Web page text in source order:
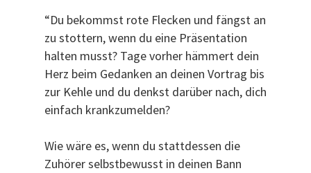
“Du bekommst rote Flecken und fängst an
zu stottern, wenn du eine Präsentation
halten musst? Tage vorher hämmert dein
Herz beim Gedanken an deinen Vortrag bis
zur Kehle und du denkst darüber nach, dich
einfach krankzumelden?
Wie wäre es, wenn du stattdessen die
Zuhörer selbstbewusst in deinen Bann